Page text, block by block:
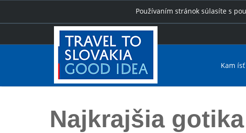
Používaním stránok súlasíte s
Kam ísť
Úvod Najkrajšia gotika
Najkrajšia gotika